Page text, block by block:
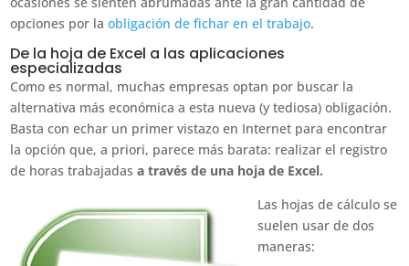
opciones por laobligación de fichar en el trabajo.
De la hoja de Excel a las aplicaciones
especializadas
Como es normal, muchas empresas optan por buscar la
alternativa más económica a esta nueva (y tediosa) obligación.
Basta con echar un primer vistazo en Internet para encontrar
la opción que, a priori, parece más barata: realizar el registro
de horas trabajadasa través de una hoja de Excel.
Las hojas de cálculo se
suelen usar de dos
maneras: